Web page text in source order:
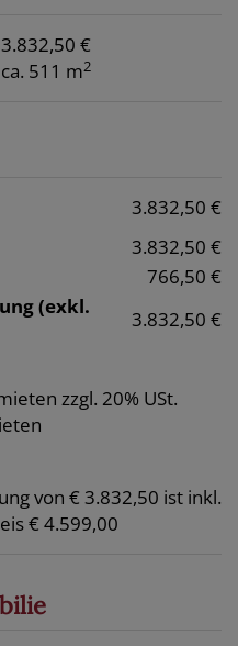
3.832,50 €
ca. 511 m2
3.832,50 €
3.832,50 €
766,50 €
(exkl.
3.832,50 €
zzgl. 20% USt.
von € 3.832,50 ist inkl.
€ 4.599,00